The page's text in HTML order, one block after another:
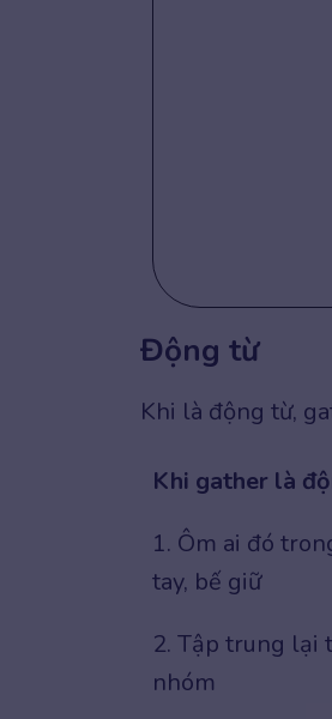
Động từ
Khi là động từ,
Khi gather là
1. Ôm ai đó
tay, bế giữ
2. Tập trung lại
nhóm